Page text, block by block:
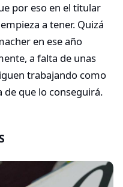
por eso en el titular
a tener. Quizá
en ese año
a falta de unas
trabajando como
de que lo conseguirá.